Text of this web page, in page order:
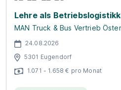
Lehre als
MAN Truck & Bus Vertrieb
24.08.2026
5301 Eugendorf
1.071 - 1.658 € pro Monat